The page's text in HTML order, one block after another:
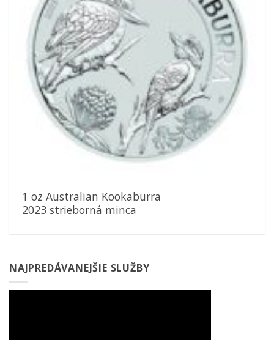
1 oz Australian Kookaburra
2023 strieborná minca
NAJPREDÁVANEJŠIE SLUŽBY